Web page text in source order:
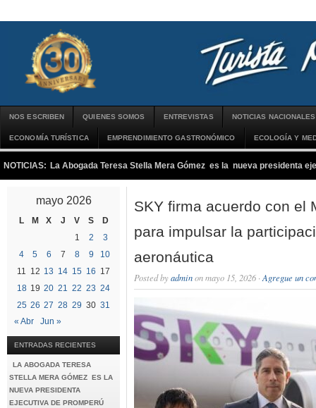
NOS ESCRIBEN QUIENES SOMOS ENTREVISTAS NOTICIAS NACIONALES
ECONOMÍA TURÍSTICA EMPRENDIMIENTO GASTRONÓMICO ECOLOGÍA Y
NOTICIAS: La Abogada Teresa Stella Mera Gómez es la nueva presidenta
mayo 2026
L M X J V S
D
1
2
3
4
5 6 7 8 9
10
11 12 13 14 15 16 17
18 19 20 21 22 23 24
25 26 27 28 29 30 31
« Abr
Jun »
ENTRADAS RECIENTES
LA ABOGADA TERESA
STELLA MERA GÓMEZ ES LA
NUEVA PRESIDENTA
EJECUTIVA DE PROMPERÚ
SKY firma acuerdo con el
para impulsar la
aeronáutica
Posted byadminon mayo 15, 2026 · Agregue un